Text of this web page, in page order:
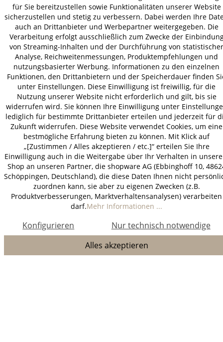
AGB Datenschutz
Impressum
© 2026 HOLZ-LEUTE
* Alle Preise inkl. gesetzl. Mehrwertsteuer zzgl.Versandkosten.
für Sie bereitzustellen sowie Funktionalitäten unserer Website
sicherzustellen und stetig zu verbessern. Dabei werden Ihre
auch an Drittanbieter und Werbepartner weitergegeben. Die
Verarbeitung erfolgt ausschließlich zum Zwecke der
von Streaming-Inhalten und der Durchführung von statistischer
Analyse, Reichweitenmessungen, Produktempfehlungen und
nutzungsbasierter Werbung. Informationen zu den einzelnen
Funktionen, den Drittanbietern und der Speicherdauer finden
unter Einstellungen. Diese Einwilligung ist freiwillig, für die
Nutzung unserer Website nicht erforderlich und gilt, bis sie
widerrufen wird. Sie können Ihre Einwilligung unter
lediglich für bestimmte Drittanbieter erteilen und jederzeit für
Zukunft widerrufen. Diese Website verwendet Cookies, um eine
bestmögliche Erfahrung bieten zu können. Mit Klick auf
„[Zustimmen / Alles akzeptieren / etc.]“ erteilen Sie Ihre
Einwilligung auch in die Weitergabe über Ihr Verhalten in
Shop an unseren Partner, die shopware AG (Ebbinghoff 10,
Schöppingen, Deutschland), die diese Daten Ihnen nicht
zuordnen kann, sie aber zu eigenen Zwecken (z.B.
Produktverbesserungen, Marktverhaltensanalysen) verarbeiten
darf.Mehr Informationen ...
Nur technisch notwendige
Konfigurieren
Alles akzeptieren